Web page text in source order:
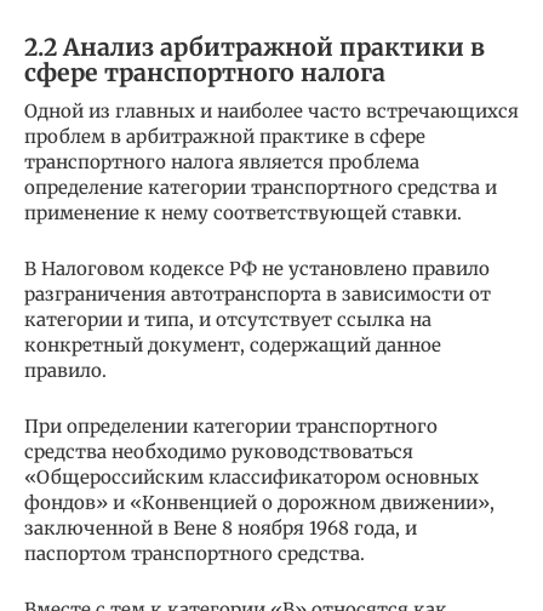
2.2 Анализ арбитражной практики в
сфере транспортного налога
Одной из главных и наиболее часто встречающихся
проблем в арбитражной практике в сфере
транспортного налога является проблема
определение категории транспортного средства и
применение к нему соответствующей ставки.
В Налоговом кодексе РФ не установлено правило
разграничения автотранспорта в зависимости от
категории и типа, и отсутствует ссылка на
конкретный документ, содержащий данное
правило.
При определении категории транспортного
средства необходимо руководствоваться
«Общероссийским классификатором основных
фондов» и «Конвенцией о дорожном движении»,
заключенной в Вене 8 ноября 1968 года, и
паспортом транспортного средства.